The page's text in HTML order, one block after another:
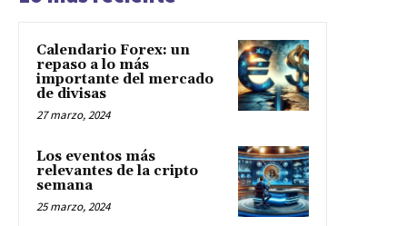
Calendario Forex: un
repaso a lo más
importante del mercado
de divisas
27 marzo, 2024
Los eventos más
relevantes de la cripto
semana
25 marzo, 2024